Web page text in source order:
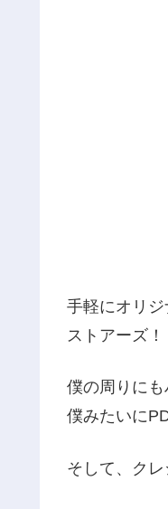
手軽にオリ
ストアーズ！
僕の周りにも
僕みたいに
そして、ク